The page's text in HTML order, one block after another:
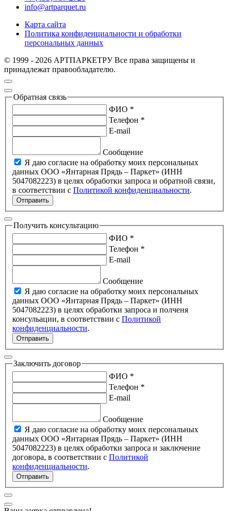
info@artparquet.ru
Карта сайта
Политика конфиденциальности и обработки
персональных данных
© 1999 - 2026 АРТПАРКЕТРУ Все права защищены и
принадлежат правообладателю.
Обратная связь
ФИО *
Телефон *
E-mail
Сообщение
Я даю согласие на обработку моих персональных
данных ООО «Янтарная Прядь – Паркет» (ИНН
5047082223) в целях обработки запроса и обратной связи,
в соответствии с Политикой конфиденциальности.
Отправить
Получить консультацию
ФИО *
Телефон *
E-mail
Сообщение
Я даю согласие на обработку моих персональных
данных ООО «Янтарная Прядь – Паркет» (ИНН
5047082223) в целях обработки запроса и полченя
консульации, в соответствии с Политикой
конфиденциальности.
Отправить
Заключить договор
ФИО *
Телефон *
E-mail
Сообщение
Я даю согласие на обработку моих персональных
данных ООО «Янтарная Прядь – Паркет» (ИНН
5047082223) в целях обработки запроса и заключение
договора, в соответствии с Политикой
конфиденциальности.
Отправить